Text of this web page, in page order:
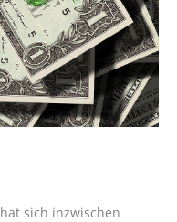
sich inzwischen